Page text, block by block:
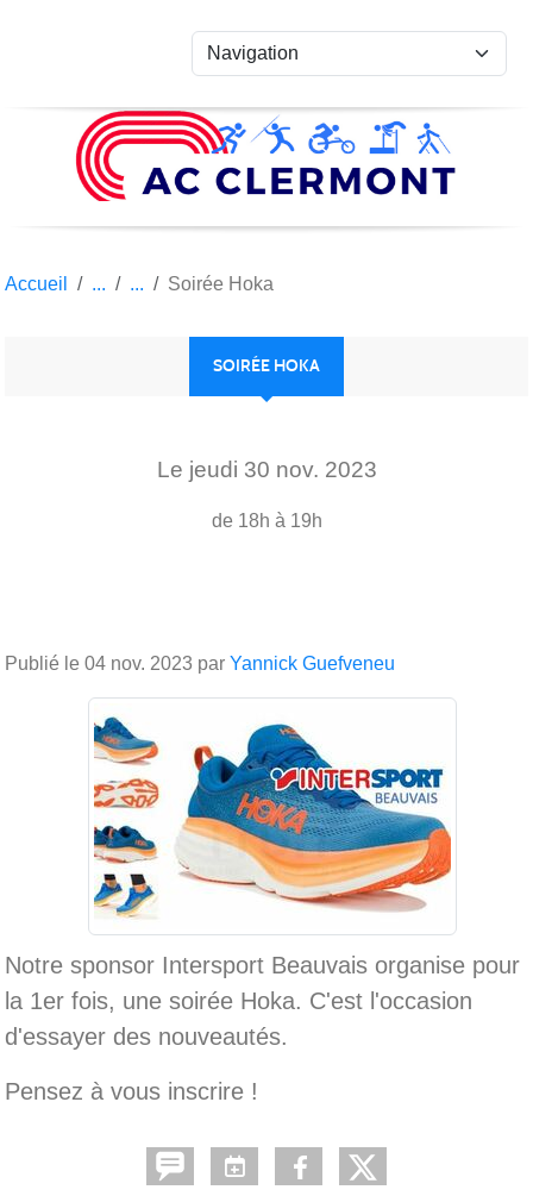
Accueil Soirée Hoka
SOIRÉE HOKA
Le jeudi 30 nov. 2023
de 18h à 19h
Publié le 04 nov. 2023 par Yannick Guefveneu
Notre sponsor Intersport Beauvais organise pour
la 1er fois, une soirée Hoka. C'est l'occasion
d'essayer des nouveautés.
Pensez à vous inscrire !